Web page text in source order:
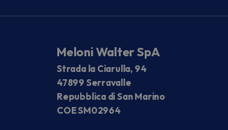
Meloni Walter SpA
Strada la Ciarulla, 94
47899 Serravalle
Repubblica di San Marino
COE SM02964